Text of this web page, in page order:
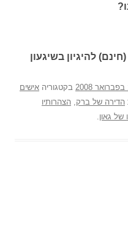
(חינם) להיגיון בשיגעון
בקטגוריה אישים
הדירה של ברק הצהרותיו
של גאון